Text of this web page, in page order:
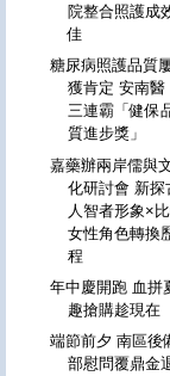
院整合照護成
佳
糖尿病照護品質
獲肯定 安南醫
三連霸「健保
質進步獎」
嘉藥辦兩岸儒與
化研討會 新探
人智者形象×
女性角色轉換
程
年中慶開跑 血拼
趣搶購趁現在
端節前夕 南區後
部慰問覆鼎金